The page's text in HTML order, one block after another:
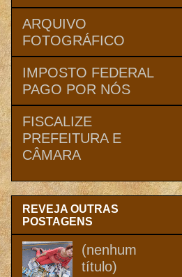
ARQUIVO
FOTOGRÁFICO
IMPOSTO FEDERAL
PAGO POR NÓS
FISCALIZE
PREFEITURA E
CÂMARA
REVEJA OUTRAS
POSTAGENS
(nenhum
título)